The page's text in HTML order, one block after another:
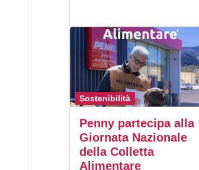
Sostenibilità
Penny partecipa alla
Giornata Nazionale
della Colletta
Alimentare